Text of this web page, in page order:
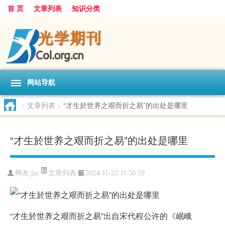
首 页 文章列表 知识分类
网站导航
> 文章列表 > “才生於世养之艰而折之易”的出处是哪里
“才生於世养之艰而折之易”的出处是哪里
网友:jzc 文章列表 2024-11-22 11:50:59
“才生於世养之艰而折之易”出自宋代程公许的《岷峨